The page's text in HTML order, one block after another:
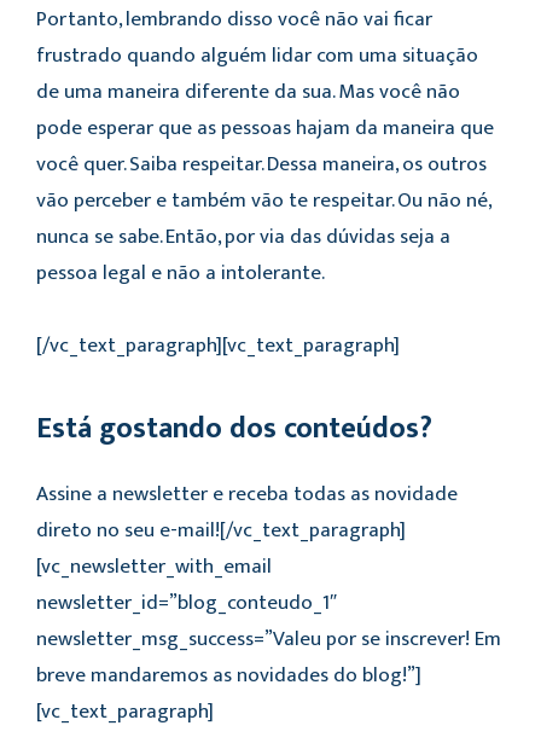
Portanto, lembrando disso você não vai ficar
frustrado quando alguém lidar com uma situação
de uma maneira diferente da sua. Mas você não
pode esperar que as pessoas hajam da maneira que
você quer. Saiba respeitar. Dessa maneira, os outros
vão perceber e também vão te respeitar. Ou não né,
nunca se sabe. Então, por via das dúvidas seja a
pessoa legal e não a intolerante.
[/vc_text_paragraph][vc_text_paragraph]
Está gostando dos conteúdos?
Assine a newsletter e receba todas as novidade
direto no seu e-mail![/vc_text_paragraph]
[vc_newsletter_with_email
newsletter_id=”blog_conteudo_1″
newsletter_msg_success=”Valeu por se inscrever! Em
breve mandaremos as novidades do blog!”]
[vc_text_paragraph]